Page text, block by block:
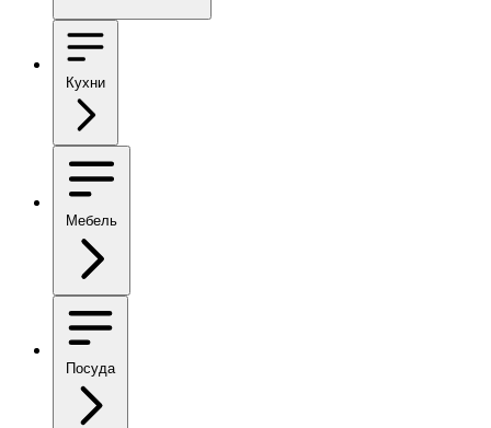
Кухни
Мебель
Посуда